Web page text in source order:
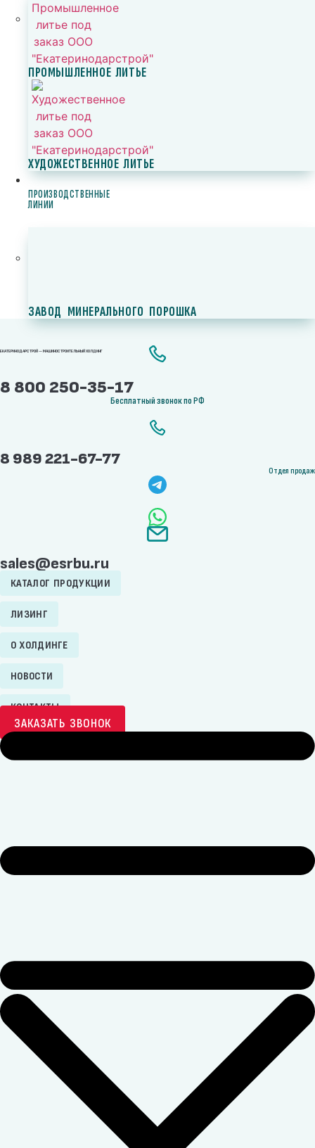
ПРОМЫШЛЕННОЕ ЛИТЬЕ
ХУДОЖЕСТВЕННОЕ ЛИТЬЕ
ПРОИЗВОДСТВЕННЫЕ
ЛИНИИ
ЗАВОД МИНЕРАЛЬНОГО ПОРОШКА
ЕКАТЕРИНОДАРСТРОЙ — МАШИНОСТРОИТЕЛЬНЫЙ ХОЛДИНГ
8 800 250-35-17
Бесплатный звонок по РФ
8 989 221-67-77
Отдел продаж
sales@esrbu.ru
КАТАЛОГ ПРОДУКЦИИ
ЛИЗИНГ
О ХОЛДИНГЕ
НОВОСТИ
КОНТАКТЫ
ЗАКАЗАТЬ ЗВОНОК